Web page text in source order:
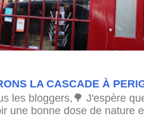
LA CASCADE À
les bloggers,🌳 J'espère
une bonne dose de nature